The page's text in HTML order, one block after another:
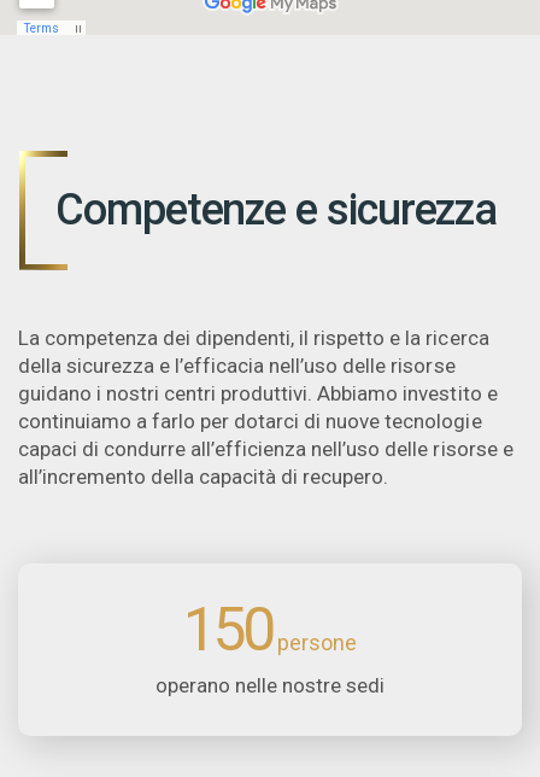
Competenze e sicurezza
La competenza dei dipendenti, il rispetto e la ricerca
della sicurezza e l’efficacia nell’uso delle risorse
guidano i nostri centri produttivi. Abbiamo investito e
continuiamo a farlo per dotarci di nuove tecnologie
capaci di condurre all’efficienza nell’uso delle risorse e
all’incremento della capacità di recupero.
150
operano nelle nostre sedi